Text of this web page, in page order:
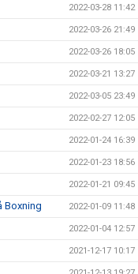
2022-03-28 11:42
2022-03-26 21:49
2022-03-26 18:05
2022-03-21 13:27
2022-03-05 23:49
2022-02-27 12:05
2022-01-24 16:39
2022-01-23 18:56
2022-01-21 09:45
Boxning 2022-01-09 11:48
2022-01-04 12:57
2021-12-17 10:17